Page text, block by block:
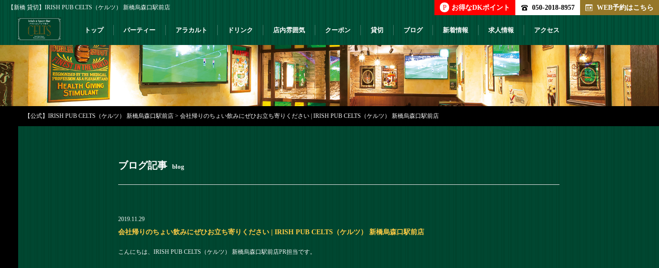
【新橋 貸切】IRISH PUB CELTS（ケルツ） 新橋烏森口駅前店 P お得なDKポイント 050-2018-8957 WEB予約はこちら
トップ パーティー アラカルト ドリンク 店内雰囲気 クーポン 貸切 ブログ 新着情報 求人情報 アクセス
【公式】IRISH PUB CELTS（ケルツ） 新橋烏森口駅前店 > 会社帰りのちょい飲みにぜひお立ち寄りください | IRISH PUB CELTS（ケルツ） 新橋烏森口駅前店
ブログ記事 blog
2019.11.29
会社帰りのちょい飲みにぜひお立ち寄りください | IRISH PUB CELTS（ケルツ） 新橋烏森口駅前店
こんにちは、IRISH PUB CELTS（ケルツ） 新橋烏森口駅前店PR担当です。